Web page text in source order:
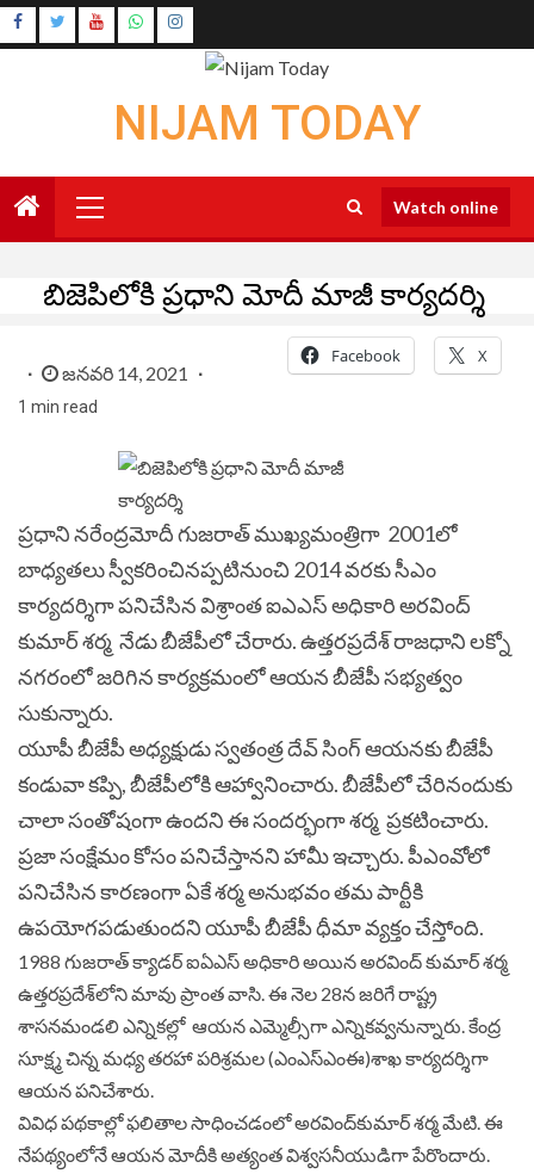
Skip
to
Instagram
NIJAM TODAY
Menu
Watch online
బిజెపిలోకి ప్రధాని మోదీ మాజీ కార్యదర్శి
జనవరి 14, 2021
1 min read
Facebook X
ప్ర‌ధాని న‌రేంద్ర‌మోదీ గుజ‌రాత్ ముఖ్యమంత్రిగా 2001లో
బాధ్య‌త‌లు స్వీకరించిన‌ప్ప‌టినుంచి 2014 వ‌ర‌కు సీఎం
కార్య‌ద‌ర్శిగా పనిచేసిన విశ్రాంత ఐఎఎస్ అధికారి అర‌వింద్
కుమార్ శ‌ర్మ నేడు బీజేపీలో చేరారు. ఉత్త‌ర‌ప్ర‌దేశ్ రాజ‌ధాని ల‌క్నో
న‌గ‌రంలో జ‌రిగిన కార్య‌క్ర‌మంలో ఆయ‌న బీజేపీ స‌భ్య‌త్వం
సుకున్నారు.
యూపీ బీజేపీ అధ్యక్షుడు స్వతంత్ర దేవ్ సింగ్ ఆయనకు బీజేపీ
కండువా కప్పి, బీజేపీలోకి ఆహ్వానించారు.బీజేపీలో చేరినందుకు
చాలా సంతోషంగా ఉందని ఈ సందర్భంగా శర్మ ప్రకటించారు.
ప్రజా సంక్షేమం కోసం పనిచేస్తానని హామీ ఇచ్చారు. పీఎంవోలో
పనిచేసిన కారణంగా ఏకే శర్మ అనుభవం తమ పార్టీకి
ఉపయోగపడుతుందని యూపీ బీజేపీ ధీమా వ్యక్తం చేస్తోంది.
1988 గుజ‌రాత్ క్యాడ‌ర్ ఐఏఎస్ అధికారి అయిన అర‌వింద్ కుమార్ శ‌ర్మ
ఉత్త‌ర‌ప్ర‌దేశ్‌లోని మావు ప్రాంత వాసి. ఈ నెల 28న జ‌రిగే రాష్ట్ర
శాస‌న‌మండ‌లి ఎన్నిక‌ల్లో ఆయ‌న ఎమ్మెల్సీగా ఎన్నికవ్వ‌నున్నారు. కేంద్ర
సూక్ష్మ చిన్న మ‌ధ్య త‌ర‌హా ప‌రిశ్ర‌మ‌ల (ఎంఎస్ఎంఈ)శాఖ కార్య‌ద‌ర్శిగా
ఆయ‌న ప‌నిచేశారు.
వివిధ ప‌థ‌కాల్లో ఫ‌లితాల సాధించ‌డంలో అర‌వింద్‌కుమార్ శ‌ర్మ మేటి. ఈ
నేప‌థ్యంలోనే ఆయ‌న మోదీకి అత్యంత విశ్వ‌సనీయుడిగా పేరొందారు.